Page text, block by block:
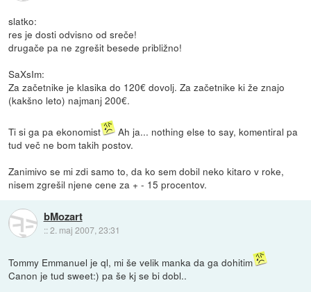
slatko:
res je dosti odvisno od sreče!
drugače pa ne zgrešit besede približno!
SaXsIm:
Za začetnike je klasika do 120€ dovolj. Za začetnike ki že znajo
(kakšno leto) najmanj 200€.
Ti si ga pa ekonomist
Ah ja... nothing else to say, komentiral pa
tud več ne bom takih postov.
Zanimivo se mi zdi samo to, da ko sem dobil neko kitaro v roke,
nisem zgrešil njene cene za + - 15 procentov.
bMozart
::2. maj 2007, 23:31
Tommy Emmanuel je ql, mi še velik manka da ga dohitim
Canon je tud sweet:) pa še kj se bi dobl..